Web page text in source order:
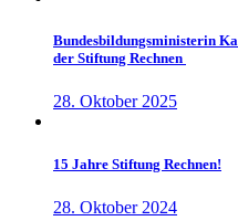
Bundesbildungsministerin
der Stiftung Rechnen
28. Oktober 2025
15 Jahre Stiftung Rechnen!
28. Oktober 2024